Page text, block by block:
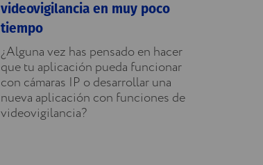
videovigilancia en muy poco
tiempo
¿Alguna vez has pensado en hacer
que tu aplicación pueda funcionar
con cámaras IP o desarrollar una
nueva aplicación con funciones de
videovigilancia?